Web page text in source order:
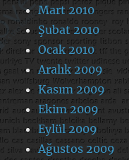
Mart 2010
Şubat 2010
Ocak 2010
Aralık 2009
Kasım 2009
Ekim 2009
Eylül 2009
Ağustos 2009